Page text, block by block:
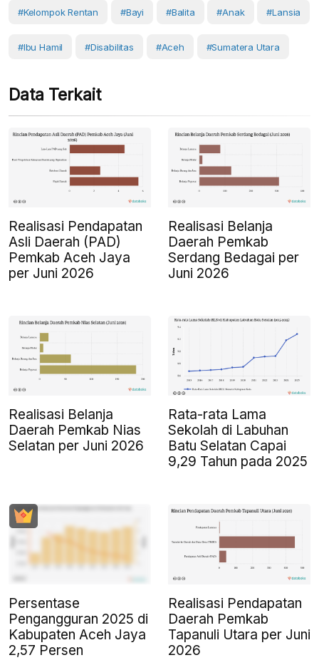
#kelompok Rentan #Bayi #Balita #Anak #Lansia
#Ibu Hamil #Disabilitas #Aceh #Sumatera Utara
Data Terkait
Realisasi Pendapatan
Asli Daerah (PAD)
Pemkab Aceh Jaya
per Juni 2026
Realisasi Belanja
Daerah Pemkab
Serdang Bedagai per
Juni 2026
Realisasi Belanja
Daerah Pemkab Nias
Selatan per Juni 2026
Rata-rata Lama
Sekolah di Labuhan
Batu Selatan Capai
9,29 Tahun pada 2025
Persentase
Pengangguran 2025 di
Kabupaten Aceh Jaya
2,57 Persen
Realisasi Pendapatan
Daerah Pemkab
Tapanuli Utara per Juni
2026